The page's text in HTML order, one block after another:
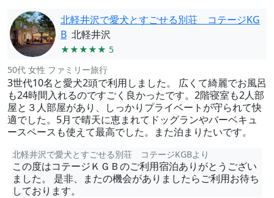
北軽井沢で愛犬とすごせる別荘 コテージKG
B 北軽井沢
★★★★★ 5
50代 女性 ファミリー旅行
3世代10名と愛犬2頭で利用しました。 広くて綺麗でお風呂
も24時間入れるのですごく良かったです。2階寝室も2人部
屋と３人部屋があり、しっかりプライベートが守られて快
適でした。5月で晴天に恵まれてドッグランやバーベキュ
ースペースも使えて最高でした。また泊まりたいです。
北軽井沢で愛犬とすごせる別荘 コテージKGBより
この度はコテージＫＧＢのご利用宿泊ありがとうござい
ました。 是非、またの機会がありましたらご利用お待ち
しております。